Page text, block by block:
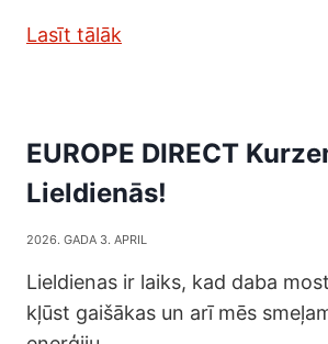
Lasīt tālāk
EUROPE DIRECT
Lieldienās!
2026. GADA 3. APRIL
Lieldienas ir laiks, kad daba
kļūst gaišākas un arī mēs